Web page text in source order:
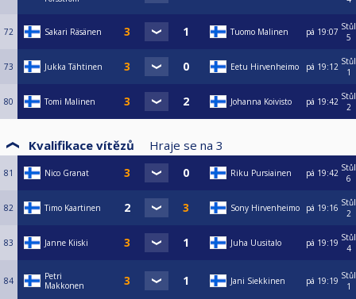
72 Sakari Räsänen Tuomo Malinen pá 19:07 Stůl
5
73 Jukka Tähtinen Eetu Hirvenheimo pá 19:12 Stůl
1
80 Tomi Malinen Johanna Koivisto pá 19:42 Stůl
2
Kvalifikace vítězů Hraje se na 3
81 Nico Granat Riku Pursiainen pá 19:42 Stůl
6
82 Timo Kaartinen Sony Hirvenheimo pá 19:16 Stůl
2
83 Janne Kiiski Juha Uusitalo pá 19:19 Stůl
4
84
Petri
Makkonen
Jani Siekkinen pá 19:19 Stůl
1